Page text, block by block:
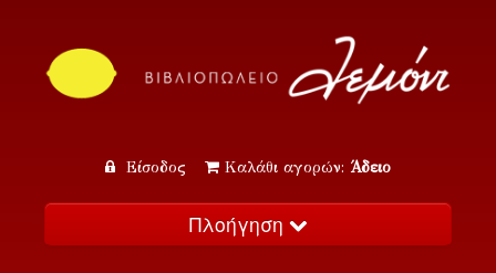
Είσοδος Καλάθι αγορών: Άδειο
Πλοήγηση